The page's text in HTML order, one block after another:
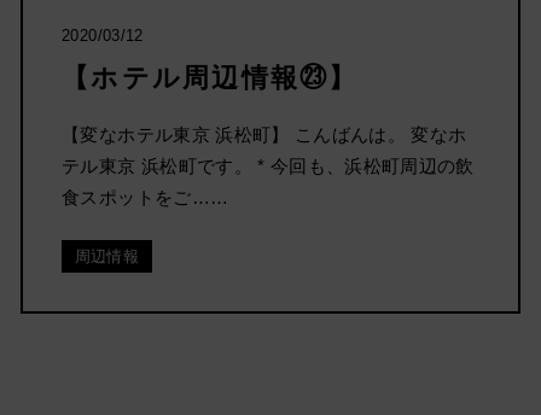
2020/03/12
【ホテル周辺情報㉓】
【変なホテル東京 浜松町】 こんばんは。 変なホ
テル東京 浜松町です。 * 今回も、浜松町周辺の飲
食スポットをご……
周辺情報